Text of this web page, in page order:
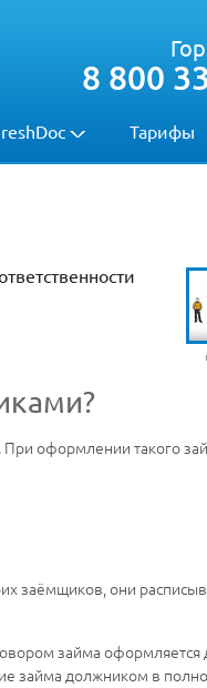
Тарифы
8 800
оформлении такого
заёмщиков, они
займа оформляется
займа должником в